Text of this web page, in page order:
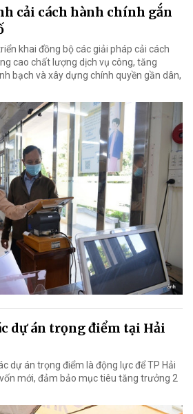
cải cách hành chính gắn
khai đồng bộ các giải pháp cải cách
cao chất lượng dịch vụ công, tăng
bạch và xây dựng chính quyền gần dân,
dự án trọng điểm tại Hải
dự án trọng điểm là động lực để TP Hải
mới, đảm bảo mục tiêu tăng trưởng 2